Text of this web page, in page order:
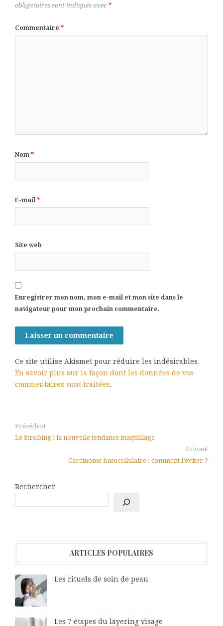
obligatoires sont indiqués avec *
Commentaire *
Nom *
E-mail *
Site web
Enregistrer mon nom, mon e-mail et mon site dans le
navigateur pour mon prochain commentaire.
Ce site utilise Akismet pour réduire les indésirables.
En savoir plus sur la façon dont les données de vos
commentaires sont traitées.
Précédent
Le Strobing : la nouvelle tendance maquillage
Suivant
Carcinome basocellulaire : comment l’éviter ?
Rechercher
ARTICLES POPULAIRES
Les rituels de soin de peau
Les 7 étapes du layering visage